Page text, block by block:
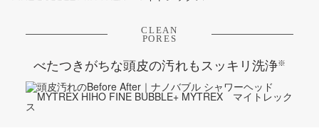
CLEAN
PORES
べたつきがちな頭皮の汚れもスッキリ洗浄※